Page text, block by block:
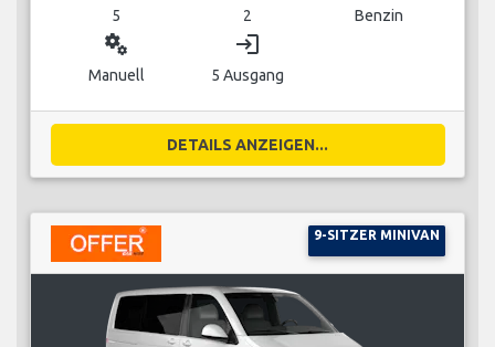
5 2 Benzin
miscellaneous_services
Manuell
login
5 Ausgang
DETAILS ANZEIGEN...
9-SITZER MINIVAN